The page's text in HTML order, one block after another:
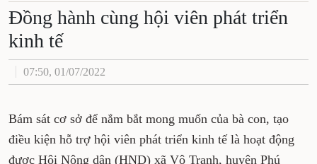
Đồng hành cùng hội viên phát triển
kinh tế
07:50, 01/07/2022
Bám sát cơ sở để nắm bắt mong muốn của bà con, tạo
điều kiện hỗ trợ hội viên phát triển kinh tế là hoạt động
được Hội Nông dân (HND) xã Vô Tranh, huyện Phú